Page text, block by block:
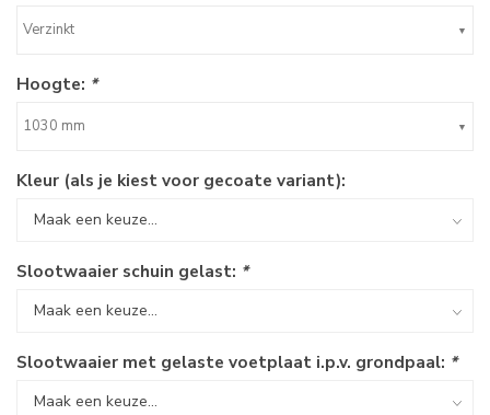
Verzinkt
Hoogte: *
1030 mm
Kleur (als je kiest voor gecoate variant):
Slootwaaier schuin gelast: *
Slootwaaier met gelaste voetplaat i.p.v. grondpaal: *